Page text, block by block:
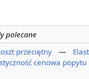
polecane
przeciętny —
cenowa popytu